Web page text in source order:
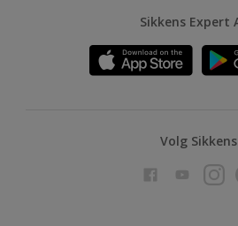
Sikkens Expert
Volg Sikkens